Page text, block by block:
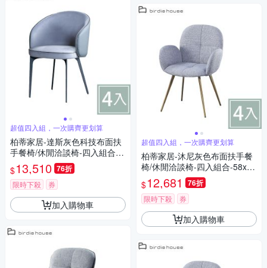
超值四入組，一次購齊更划算
柏蒂家居-達斯灰色科技布面扶
手餐椅/休閒洽談椅-四入組合-5
3x56x83cm
$13,510 76折
限時下殺 券
加入購物車
超值四入組，一次購齊更划算
柏蒂家居-沐尼灰色布面扶手餐
椅/休閒洽談椅-四入組合-58x59
x83cm
$12,681 76折
限時下殺 券
加入購物車